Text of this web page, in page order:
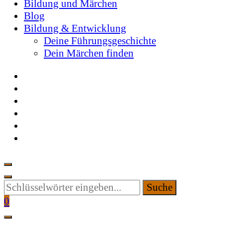
Bildung und Märchen
Blog
Bildung & Entwicklung
Deine Führungsgeschichte
Dein Märchen finden
Suchen
Sie
etwas?
0